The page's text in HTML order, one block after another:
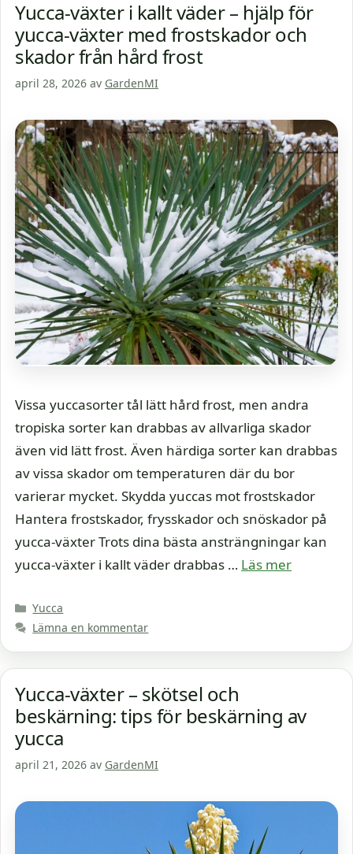
Yucca-växter i kallt väder – hjälp för
yucca-växter med frostskador och
skador från hård frost
april 28, 2026 av GardenMI
Vissa yuccasorter tål lätt hård frost, men andra
tropiska sorter kan drabbas av allvarliga skador
även vid lätt frost. Även härdiga sorter kan drabbas
av vissa skador om temperaturen där du bor
varierar mycket. Skydda yuccas mot frostskador
Hantera frostskador, frysskador och snöskador på
yucca-växter Trots dina bästa ansträngningar kan
yucca-växter i kallt väder drabbas … Läs mer
Kategorier
Yucca
Lämna en kommentar
Yucca-växter – skötsel och
beskärning: tips för beskärning av
yucca
april 21, 2026 av GardenMI